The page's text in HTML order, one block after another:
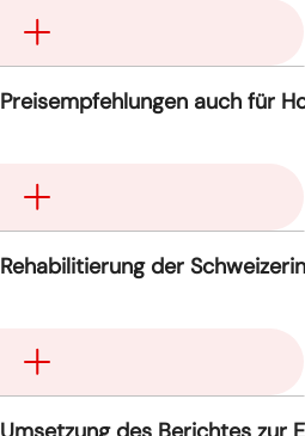
Preisempfehlungen auch für
Rehabilitierung der